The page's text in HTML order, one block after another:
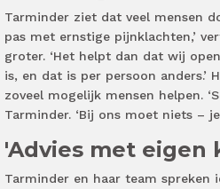
Tarminder ziet dat veel mensen
pas met ernstige pijnklachten,’
groter. ‘Het helpt dan dat wij
is, en dat is per persoon
zoveel mogelijk mensen helpen.
Tarminder. ‘Bij ons moet niets –
'Advies met eigen
Tarminder en haar team spreken